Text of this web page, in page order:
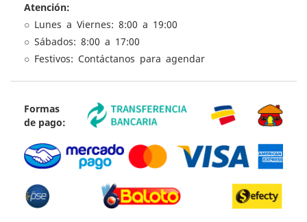
Atención:
○ Lunes a Viernes: 8:00 a 19:00
○ Sábados: 8:00 a 17:00
○ Festivos: Contáctanos para agendar
Formas
de pago: